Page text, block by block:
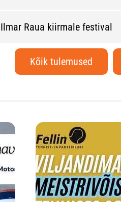
Ilmar Raua kiirmale festival
Kõik tulemused